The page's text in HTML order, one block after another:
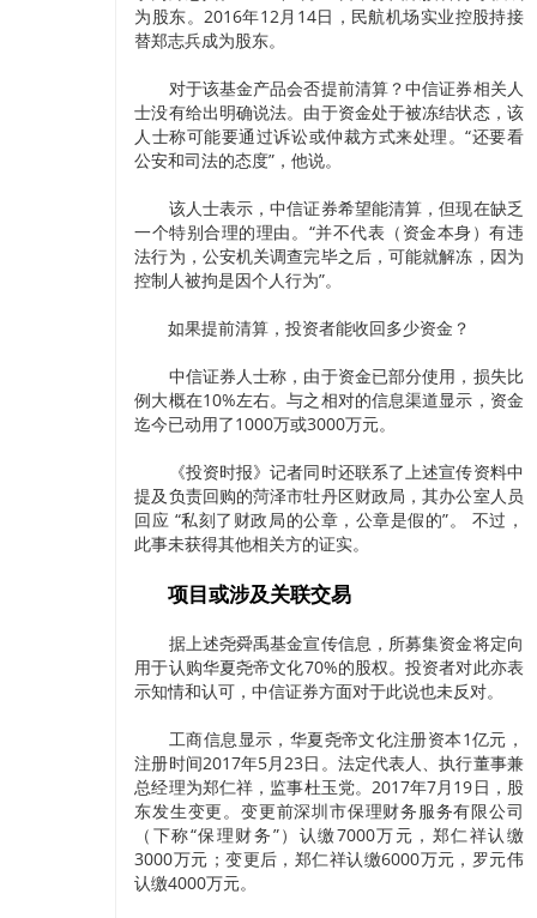
为股东。2016年12月14日，民航机场实业控股持接
替郑志兵成为股东。
对于该基金产品会否提前清算？中信证券相关人
士没有给出明确说法。由于资金处于被冻结状态，该
人士称可能要通过诉讼或仲裁方式来处理。“还要看
公安和司法的态度”，他说。
该人士表示，中信证券希望能清算，但现在缺乏
一个特别合理的理由。“并不代表（资金本身）有违
法行为，公安机关调查完毕之后，可能就解冻，因为
控制人被拘是因个人行为”。
如果提前清算，投资者能收回多少资金？
中信证券人士称，由于资金已部分使用，损失比
例大概在10%左右。与之相对的信息渠道显示，资金
迄今已动用了1000万或3000万元。
《投资时报》记者同时还联系了上述宣传资料中
提及负责回购的菏泽市牡丹区财政局，其办公室人员
回应 “私刻了财政局的公章，公章是假的”。 不过，
此事未获得其他相关方的证实。
项目或涉及关联交易
据上述尧舜禹基金宣传信息，所募集资金将定向
用于认购华夏尧帝文化70%的股权。投资者对此亦表
示知情和认可，中信证券方面对于此说也未反对。
工商信息显示，华夏尧帝文化注册资本1亿元，
注册时间2017年5月23日。法定代表人、执行董事兼
总经理为郑仁祥，监事杜玉党。2017年7月19日，股
东发生变更。变更前深圳市保理财务服务有限公司
（下称“保理财务”）认缴7000万元，郑仁祥认缴
3000万元；变更后，郑仁祥认缴6000万元，罗元伟
认缴4000万元。